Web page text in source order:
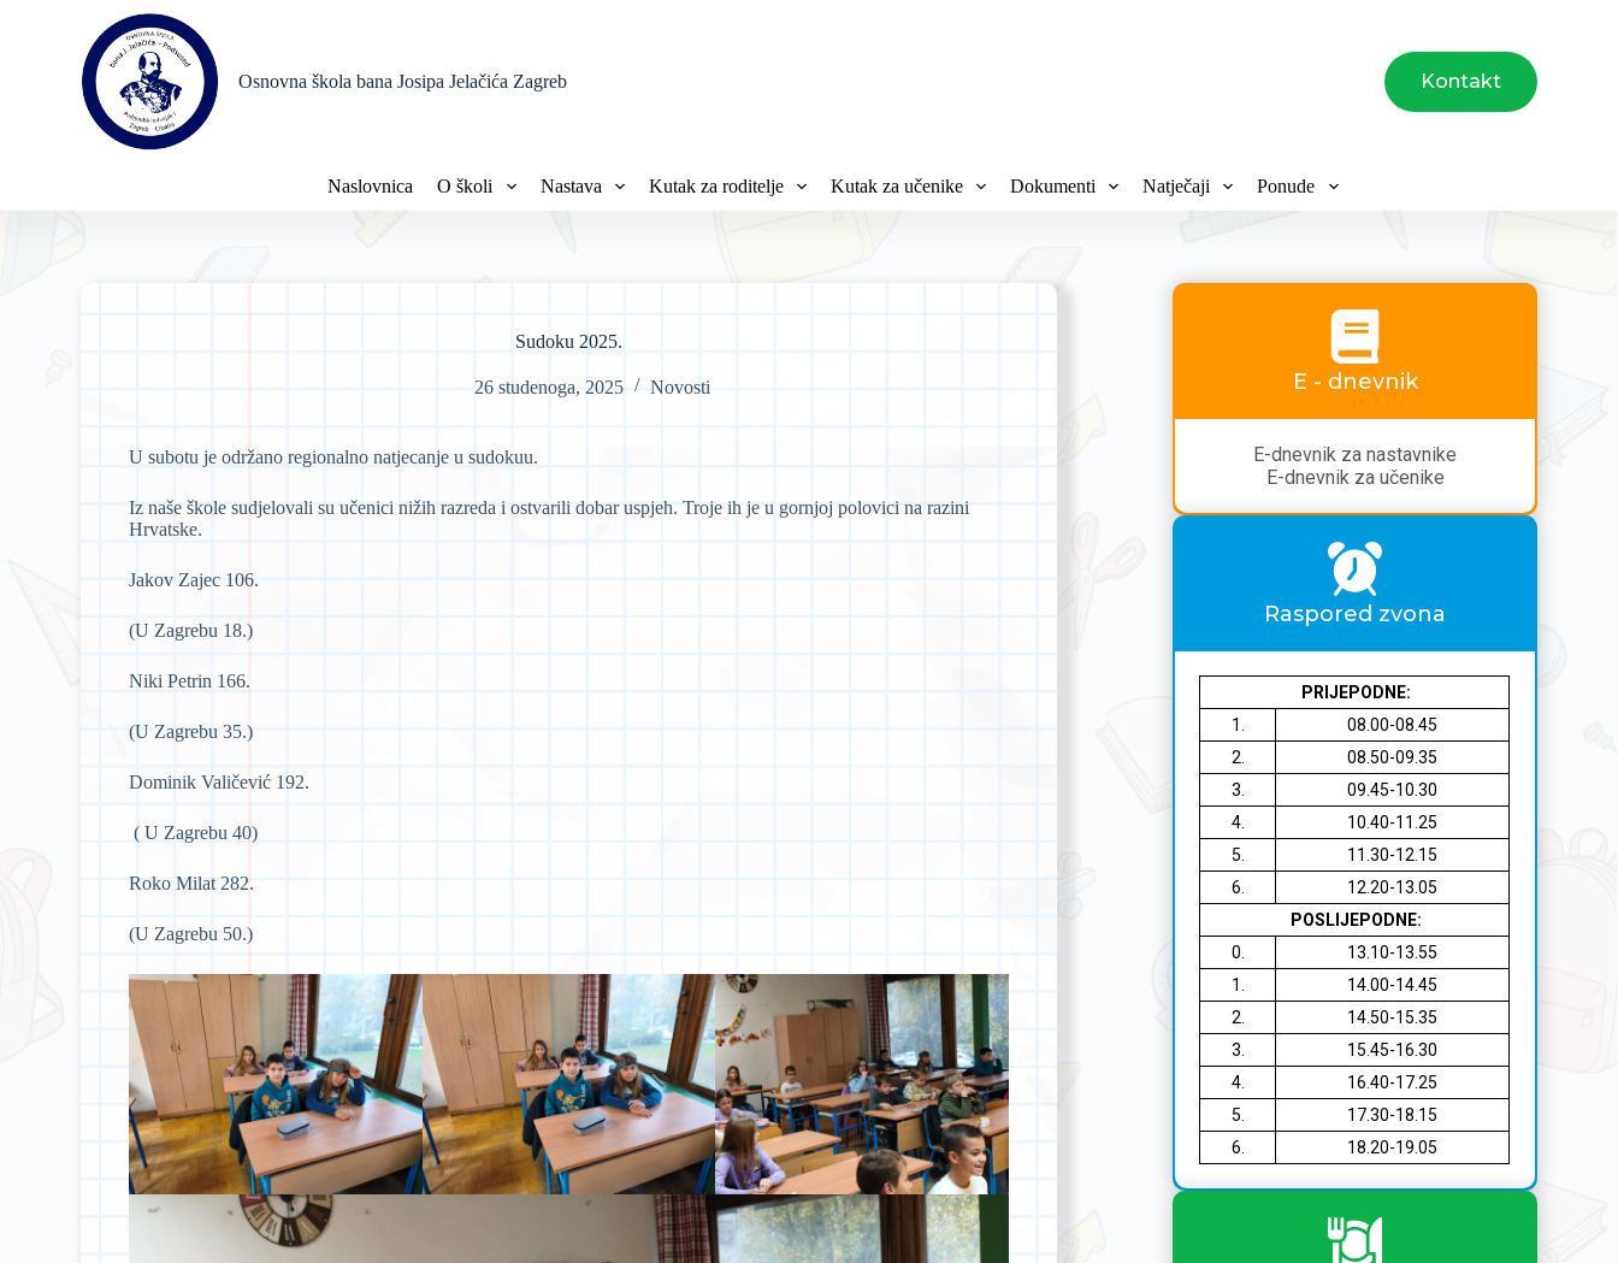
Osnovna škola bana Josipa Jelačića Zagreb Kontakt
Naslovnica O školi Nastava Kutak za roditelje Kutak za učenike Dokumenti Natječaji Ponude
Sudoku 2025.
26 studenoga, 2025 Novosti
U subotu je održano regionalno natjecanje u sudokuu.
Iz naše škole sudjelovali su učenici nižih razreda i ostvarili dobar uspjeh. Troje ih je u gornjoj polovici na razini
Hrvatske.
Jakov Zajec 106.
(U Zagrebu 18.)
Niki Petrin 166.
(U Zagrebu 35.)
Dominik Valičević 192.
( U Zagrebu 40)
Roko Milat 282.
(U Zagrebu 50.)
E - dnevnik
E-dnevnik za nastavnike
E-dnevnik za učenike
Raspored zvona
PRIJEPODNE:
1.
08.00-08.45
2.
08.50-09.35
3.
09.45-10.30
4.
10.40-11.25
5.
11.30-12.15
6.
12.20-13.05
POSLIJEPODNE:
0.
13.10-13.55
1.
14.00-14.45
2.
14.50-15.35
3.
15.45-16.30
4.
16.40-17.25
5.
17.30-18.15
6.
18.20-19.05